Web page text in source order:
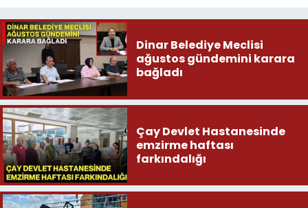
Dinar Belediye Meclisi
ağustos gündemini karara
bağladı
Çay Devlet Hastanesinde
emzirme haftası
farkındalığı